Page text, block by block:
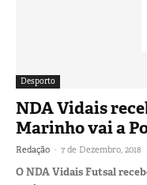
Desporto
NDA Vidais
Marinho vai a
Redação - 7 de Dezembro, 2018
O NDA Vidais Futsal